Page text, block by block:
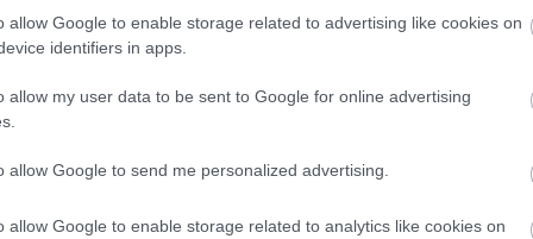
allow Google to enable storage related to advertising like cookies on
identifiers in apps.
allow my user data to be sent to Google for online advertising
allow Google to send me personalized advertising.
allow Google to enable storage related to analytics like cookies on
Szembe mersz nézni azzal, akivé válhattál
Vigh Bálint új független filmje, aKONEKTaz önismeret és a
intelligencia uralta világban.